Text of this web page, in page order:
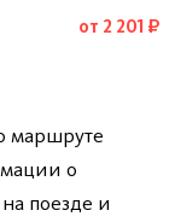
от 2 201 ₽
маршруте
о
поезде и